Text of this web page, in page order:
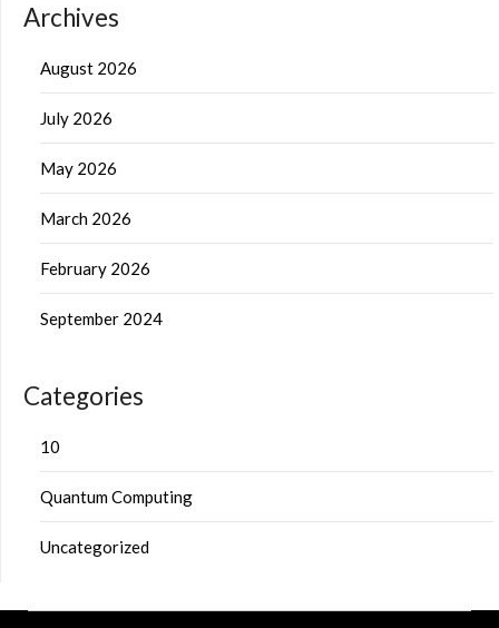
Archives
August 2026
July 2026
May 2026
March 2026
February 2026
September 2024
Categories
10
Quantum Computing
Uncategorized